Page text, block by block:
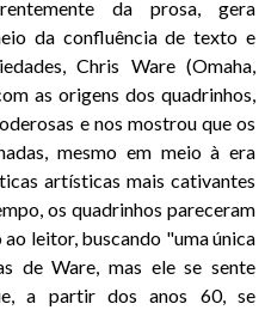
da prosa, gera
da confluência de texto e
Chris Ware (Omaha,
as origens dos quadrinhos,
e nos mostrou que os
mesmo em meio à era
artísticas mais cativantes
os quadrinhos pareceram
leitor, buscando "uma única
de Ware, mas ele se sente
a partir dos anos 60, se